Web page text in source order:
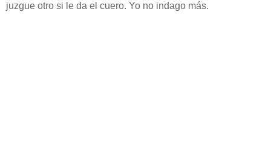
juzgue otro si le da el cuero. Yo no indago más.